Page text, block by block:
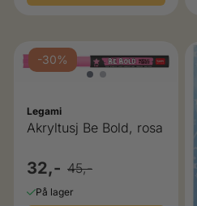
-30%
Legami
Akryltusj Be Bold, rosa
32,- 45,-
På lager